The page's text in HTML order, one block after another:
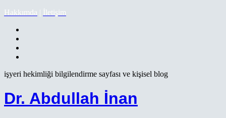
Hakkımda | İletişim
işyeri hekimliği bilgilendirme sayfası ve kişisel blog
Dr. Abdullah İnan